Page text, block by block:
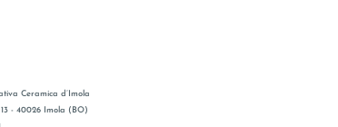
Ceramica d’Imola
- 40026 Imola (BO)